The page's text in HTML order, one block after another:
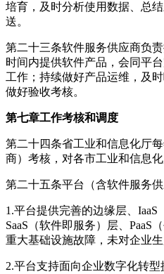
培育，及时分析使用数据、总
送。
第二十三条软件服务供应商负
时间内提供软件产品，会同平
工作；持续做好产品运维，及
做好验收考核。
第七章工作考核和调度
第二十四条省工业和信息化厅
商）考核，对各市工业和信息化
第二十五条平台（含软件服务
1.平台提供完善的边缘层、IaaS
SaaS（软件即服务）层、PaaS
重大基础设施故障，未对企业
2.平台支持面向企业数字化转